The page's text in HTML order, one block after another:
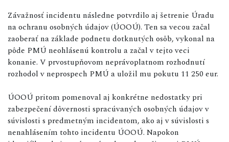
Závažnosť incidentu následne potvrdilo aj šetrenie Úradu
na ochranu osobných údajov (ÚOOÚ). Ten sa vecou začal
zaoberať na základe podnetu dotknutých osôb, vykonal na
pôde PMÚ neohlásenú kontrolu a začal v tejto veci
konanie. V prvostupňovom neprávoplatnom rozhodnutí
rozhodol v neprospech PMÚ a uložil mu pokutu 11 250 eur.
ÚOOÚ pritom pomenoval aj konkrétne nedostatky pri
zabezpečení dôvernosti spracúvaných osobných údajov v
súvislosti s predmetným incidentom, ako aj v súvislosti s
nenahlásením tohto incidentu ÚOOÚ. Napokon